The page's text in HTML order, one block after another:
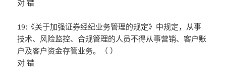
对 错
19:《关于加强证券经纪业务管理的规定》中规定，从事
技术、风险监控、合规管理的人员不得从事营销、客户账
户及客户资金存管业务。（ ）
对 错